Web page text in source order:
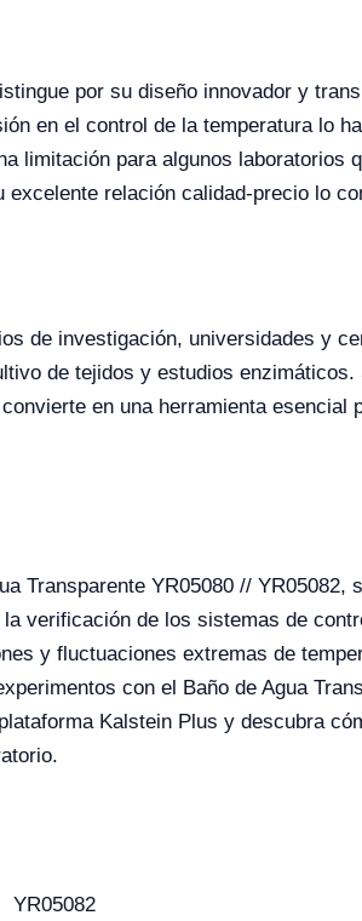
por su diseño innovador y
en el control de la temperatura lo
limitación para algunos laboratorios
relación calidad-precio lo
de investigación, universidades y
de tejidos y estudios
en una herramienta esencial
Transparente YR05080 // YR05082,
verificación de los sistemas de
y fluctuaciones extremas de
con el Baño de Agua
Kalstein Plus y descubra
YR05082